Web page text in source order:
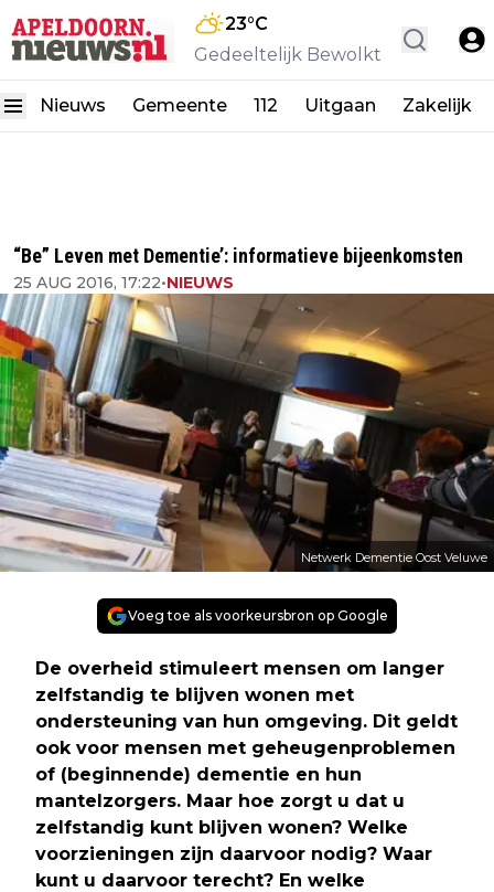
23°C
Gedeeltelijk Bewolkt
Nieuws Gemeente 112 Uitgaan Zakelijk
“Be” Leven met Dementie’: informatieve bijeenkomsten
25 AUG 2016, 17:22•NIEUWS
Netwerk Dementie Oost Veluwe
Voeg toe als voorkeursbron op Google
De overheid stimuleert mensen om langer
zelfstandig te blijven wonen met
ondersteuning van hun omgeving. Dit geldt
ook voor mensen met geheugenproblemen
of (beginnende) dementie en hun
mantelzorgers. Maar hoe zorgt u dat u
zelfstandig kunt blijven wonen? Welke
voorzieningen zijn daarvoor nodig? Waar
kunt u daarvoor terecht? En welke